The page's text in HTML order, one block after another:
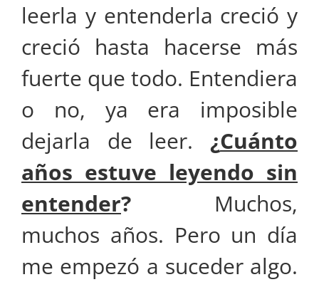
leerla y entenderla creció y
creció hasta hacerse más
fuerte que todo. Entendiera
o no, ya era imposible
dejarla de leer. ¿Cuánto
años estuve leyendo sin
entender? Muchos,
muchos años. Pero un día
me empezó a suceder algo.